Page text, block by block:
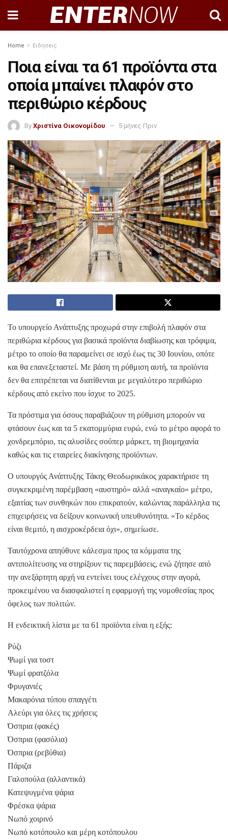
Home Ειδησεις
Ποια είναι τα 61 προϊόντα στα
οποία μπαίνει πλαφόν στο
περιθώριο κέρδους
By Χριστίνα Οικονομίδου 5 μήνες Πριν
Το υπουργείο Ανάπτυξης προχωρά στην επιβολή πλαφόν στα
περιθώρια κέρδους για βασικά προϊόντα διαβίωσης και τρόφιμα,
μέτρο το οποίο θα παραμείνει σε ισχύ έως τις 30 Ιουνίου, οπότε
και θα επανεξεταστεί. Με βάση τη ρύθμιση αυτή, τα προϊόντα
δεν θα επιτρέπεται να διατίθενται με μεγαλύτερο περιθώριο
κέρδους από εκείνο που ίσχυε το 2025.
Τα πρόστιμα για όσους παραβιάζουν τη ρύθμιση μπορούν να
φτάσουν έως και τα 5 εκατομμύρια ευρώ, ενώ το μέτρο αφορά το
χονδρεμπόριο, τις αλυσίδες σούπερ μάρκετ, τη βιομηχανία
καθώς και τις εταιρείες διακίνησης προϊόντων.
Ο υπουργός Ανάπτυξης Τάκης Θεοδωρικάκος χαρακτήρισε τη
συγκεκριμένη παρέμβαση «αυστηρό» αλλά «αναγκαίο» μέτρο,
εξαιτίας των συνθηκών που επικρατούν, καλώντας παράλληλα τις
επιχειρήσεις να δείξουν κοινωνική υπευθυνότητα. «Το κέρδος
είναι θεμιτό, η αισχροκέρδεια όχι», σημείωσε.
Ταυτόχρονα απηύθυνε κάλεσμα προς τα κόμματα της
αντιπολίτευσης να στηρίξουν τις παρεμβάσεις, ενώ ζήτησε από
την ανεξάρτητη αρχή να εντείνει τους ελέγχους στην αγορά,
προκειμένου να διασφαλιστεί η εφαρμογή της νομοθεσίας προς
όφελος των πολιτών.
Η ενδεικτική λίστα με τα 61 προϊόντα είναι η εξής:
Ρύζι
Ψωμί για τοστ
Ψωμί φρατζόλα
Φρυγανιές
Μακαρόνια τύπου σπαγγέτι
Αλεύρι για όλες τις χρήσεις
Όσπρια (φακές)
Όσπρια (φασόλια)
Όσπρια (ρεβύθια)
Πάριζα
Γαλοπούλα (αλλαντικά)
Κατεψυγμένα ψάρια
Φρέσκα ψάρια
Νωπό χοιρινό
Νωπό κοτόπουλο και μέρη κοτόπουλου